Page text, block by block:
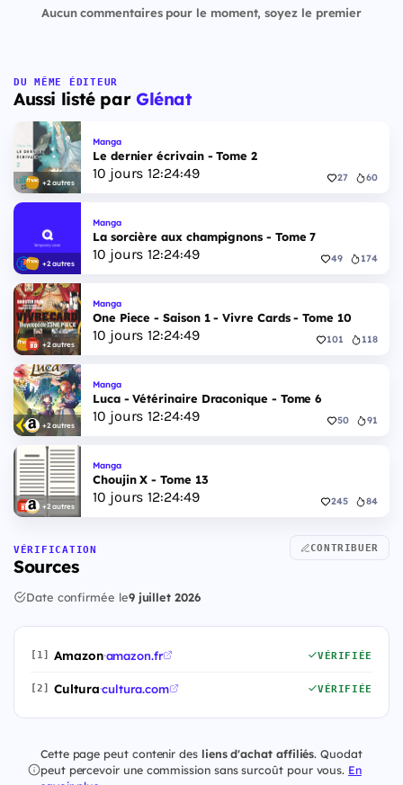
Aucun commentaires pour le moment, soyez le premier
DU MÊME ÉDITEUR
Aussi listé par Glénat
+2 autres
Manga
Le dernier écrivain - Tome 2
10 jours 12:24:48 27 60
+2 autres
Manga
La sorcière aux champignons - Tome 7
10 jours 12:24:48 49 174
+2 autres
Manga
One Piece - Saison 1 - Vivre Cards - Tome 10
10 jours 12:24:48 101 118
+2 autres
Manga
Luca - Vétérinaire Draconique - Tome 6
10 jours 12:24:48 50 91
+2 autres
Manga
Choujin X - Tome 13
10 jours 12:24:48 245 84
VÉRIFICATION
Sources
CONTRIBUER
Date confirmée le9 juillet 2026
[1] Amazon·amazon.fr VÉRIFIÉE
[2] Cultura·cultura.com VÉRIFIÉE
Cette page peut contenir des liens d'achat affiliés. Quodat
peut percevoir une commission sans surcoût pour vous. En